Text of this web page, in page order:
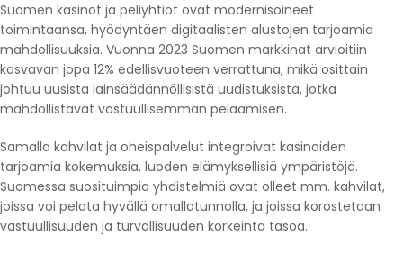
Suomen kasinot ja peliyhtiöt ovat modernisoineet
toimintaansa, hyödyntäen digitaalisten alustojen tarjoamia
mahdollisuuksia. Vuonna 2023 Suomen markkinat arvioitiin
kasvavan jopa 12% edellisvuoteen verrattuna, mikä osittain
johtuu uusista lainsäädännöllisistä uudistuksista, jotka
mahdollistavat vastuullisemman pelaamisen.
Samalla kahvilat ja oheispalvelut integroivat kasinoiden
tarjoamia kokemuksia, luoden elämyksellisiä ympäristöjä.
Suomessa suosituimpia yhdistelmiä ovat olleet mm. kahvilat,
joissa voi pelata hyvällä omallatunnolla, ja joissa korostetaan
vastuullisuuden ja turvallisuuden korkeinta tasoa.